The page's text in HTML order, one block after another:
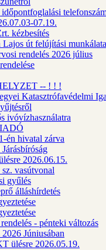
07.19.
kézbesítés
út felújítási
rendelés 2026 július
-- ! ! !
Katasztrófavédelmi
ivóvízhasználatra
én hivatal zárva
2026.06.15.
vasútvonal
gyűlés
álláshírdetés
- pénteki változás
Júniusában
ülésre 2026.05.19.